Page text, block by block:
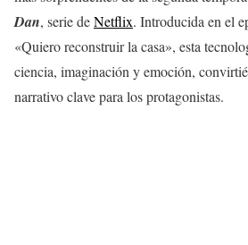
Dan, serie deNetflix. Introducida en el
«Quiero reconstruir la casa», esta
ciencia, imaginación y emoción,
narrativo clave para los protagonistas.